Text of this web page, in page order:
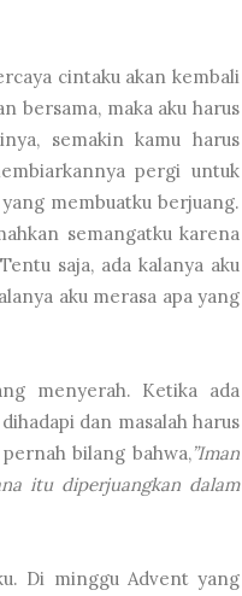
cintaku akan kembali
bersama, maka aku harus
semakin kamu harus
pergi untuk
membuatku berjuang.
semangatku karena
saja, ada kalanya aku
aku merasa apa yang
menyerah. Ketika ada
dan masalah harus
bilang bahwa, ”Iman
itu diperjuangkan dalam
Di minggu Advent yang